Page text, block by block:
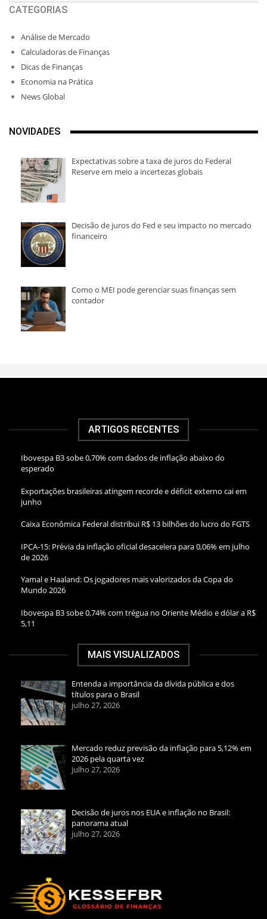
CATEGORIAS
Análise de Mercado
Calculadoras de Finanças
Dicas de Finanças
Economia na Prática
News Global
NOVIDADES
Expectativas sobre a taxa de juros do Federal
Reserve em meio a incertezas globais
Decisão de juros do Fed e seu impacto no mercado
financeiro
Como o MEI pode gerenciar suas finanças sem
contador
ARTIGOS RECENTES
Ibovespa B3 sobe 0,70% com dados de inflação abaixo do
esperado
Exportações brasileiras atingem recorde e déficit externo cai em
junho
Caixa Econômica Federal distribui R$ 13 bilhões do lucro do FGTS
IPCA-15: Prévia da inflação oficial desacelera para 0,06% em julho
de 2026
Yamal e Haaland: Os jogadores mais valorizados da Copa do
Mundo 2026
Ibovespa B3 sobe 0,74% com trégua no Oriente Médio e dólar a R$
5,11
MAIS VISUALIZADOS
Entenda a importância da dívida pública e dos
títulos para o Brasil
julho 27, 2026
Mercado reduz previsão da inflação para 5,12% em
2026 pela quarta vez
julho 27, 2026
Decisão de juros nos EUA e inflação no Brasil:
panorama atual
julho 27, 2026